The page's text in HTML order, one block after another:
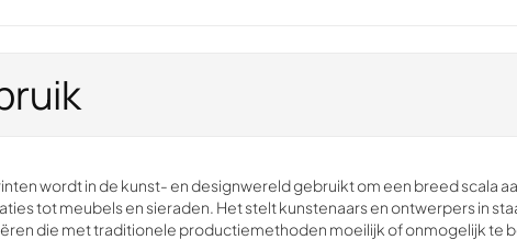
wordt in de kunst- en designwereld gebruikt om een breed scala
tot meubels en sieraden. Het stelt kunstenaars en ontwerpers in
die met traditionele productiemethoden moeilijk of onmogelijk te